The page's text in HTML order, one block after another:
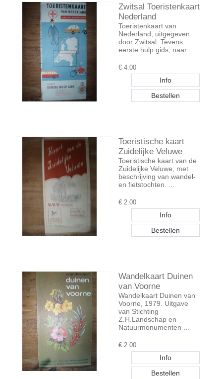
Zwitsal Toeristenkaart
Nederland
Toeristenkaart van
Nederland, uitgegeven
door Zwitsal. Tevens
eerste hulp gids, naar ...
€ 4.00
Toeristische kaart
Zuidelijke Veluwe
Toeristische kaart van de
Zuidelijke Veluwe, met
beschrijving van wandel-
en fietstochten. ...
€ 2.00
Wandelkaart Duinen
van Voorne
Wandelkaart Duinen van
Voorne, 1979. Uitgave
van Stichting
Z.H.Landschap en
Natuurmonumenten ...
€ 2.00